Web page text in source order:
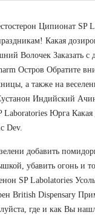
Ципионат SP
Какая
Волочек Заказать с
Остров Обратите
а также на
Индийский
Laboratories Юрга Какая
Dev.
добавить
убавить огонь и
SP Labolatories
British Dispensary
где и как Вы